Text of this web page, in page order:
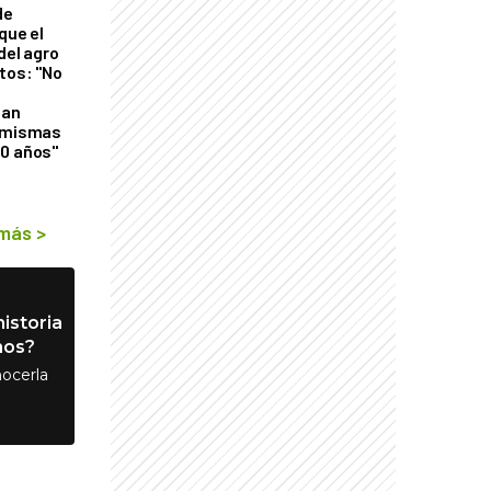
el
agro
"No
años"
>